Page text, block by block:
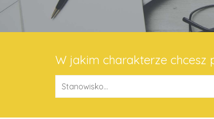
W jakim charakterze chcesz